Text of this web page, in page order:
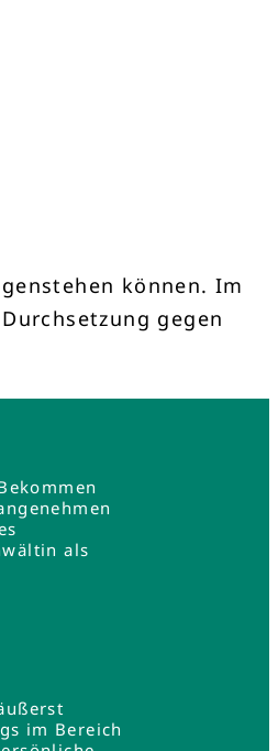
können. Im
gegen
als
im Bereich